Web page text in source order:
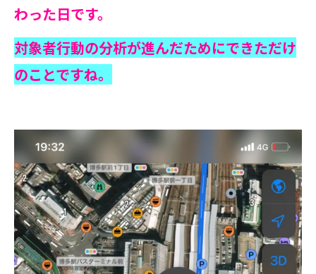
わった日です。
対象者行動の分析が進んだためにできただけ
のことですね。